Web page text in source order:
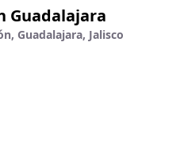
Guadalajara
Guadalajara, Jalisco